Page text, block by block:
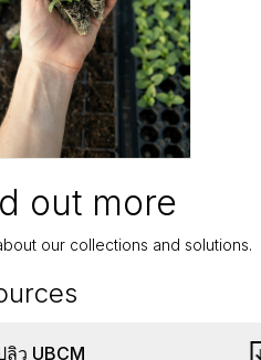
out more
our collections and solutions.
ลิว UBCM